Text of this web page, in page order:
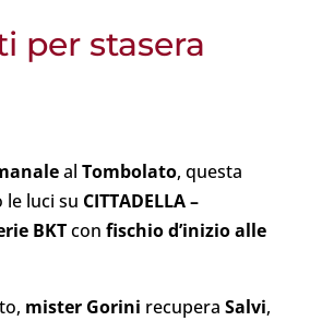
per stasera
al Tombolato, questa
le luci su CITTADELLA –
BKTcon fischio d’inizio alle
mister Gorini recupera Salvi,